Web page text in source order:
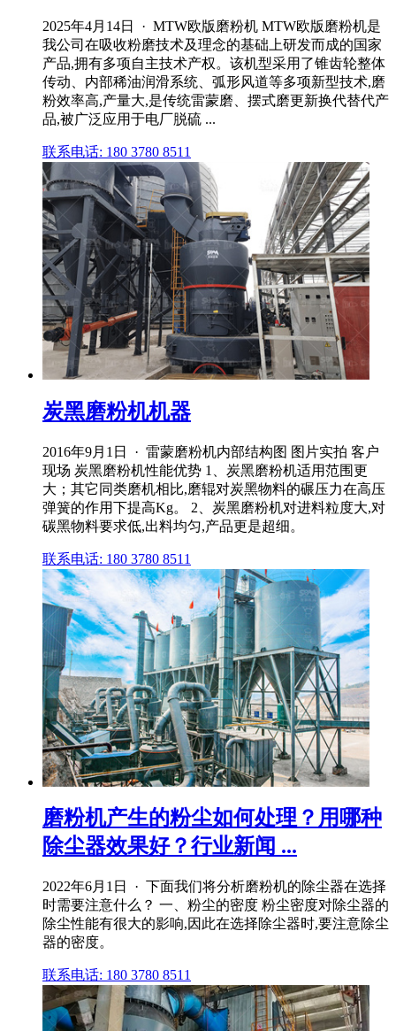
2025年4月14日 · MTW欧版磨粉机 MTW欧版磨粉机是
我公司在吸收粉磨技术及理念的基础上研发而成的国家
产品,拥有多项自主技术产权。该机型采用了锥齿轮整体
传动、内部稀油润滑系统、弧形风道等多项新型技术,磨
粉效率高,产量大,是传统雷蒙磨、摆式磨更新换代替代产
品,被广泛应用于电厂脱硫 ...
联系电话: 180 3780 8511
炭黑磨粉机机器
2016年9月1日 · 雷蒙磨粉机内部结构图 图片实拍 客户
现场 炭黑磨粉机性能优势 1、炭黑磨粉机适用范围更
大；其它同类磨机相比,磨辊对炭黑物料的碾压力在高压
弹簧的作用下提高Kg。 2、炭黑磨粉机对进料粒度大,对
碳黑物料要求低,出料均匀,产品更是超细。
联系电话: 180 3780 8511
磨粉机产生的粉尘如何处理？用哪种
除尘器效果好？行业新闻 ...
2022年6月1日 · 下面我们将分析磨粉机的除尘器在选择
时需要注意什么？ 一、粉尘的密度 粉尘密度对除尘器的
除尘性能有很大的影响,因此在选择除尘器时,要注意除尘
器的密度。
联系电话: 180 3780 8511